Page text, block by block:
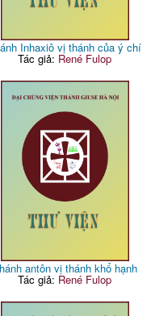
Inhaxiô vị thánh của ý chí
Tác giả: René Fulop
antôn vị thánh khổ hạnh
Tác giả: René Fulop